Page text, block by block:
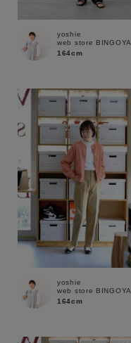
キーワード
MENS
カテゴリ
サイズ
ブランド
yoshie
web store BINGOYA
164cm
yoshie
web store BINGOYA
164cm